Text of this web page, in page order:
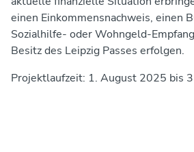
einen Einkommensnachweis, einen
Sozialhilfe- oder Wohngeld-
Besitz des Leipzig Passes erfolgen.
Projektlaufzeit: 1. August 2025 bis